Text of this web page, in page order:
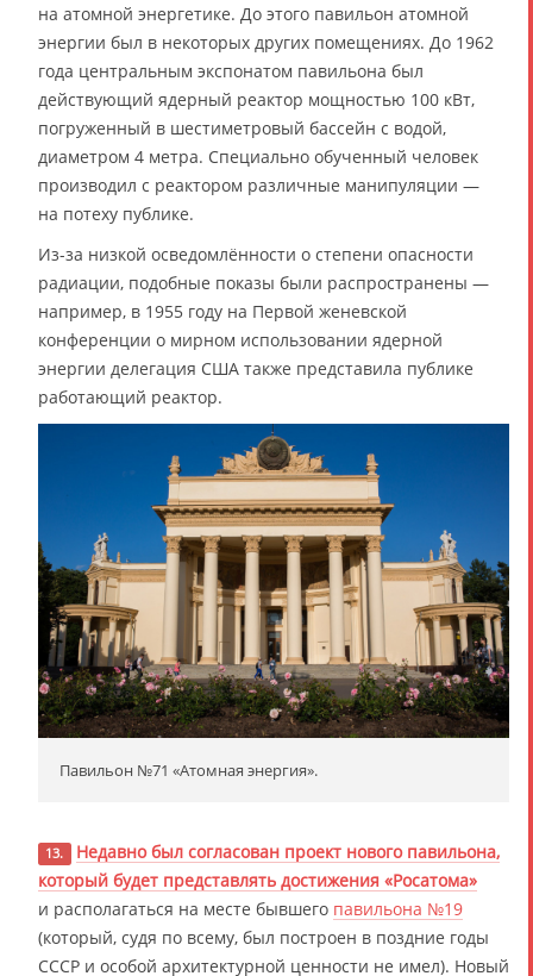
на атомной энергетике. До этого павильон атомной
энергии был в некоторых других помещениях. До 1962
года центральным экспонатом павильона был
действующий ядерный реактор мощностью 100 кВт,
погруженный в шестиметровый бассейн с водой,
диаметром 4 метра. Специально обученный человек
производил с реактором различные манипуляции —
на потеху публике.
Из-за низкой осведомлённости о степени опасности
радиации, подобные показы были распространены —
например, в 1955 году на Первой женевской
конференции о мирном использовании ядерной
энергии делегация США также представила публике
работающий реактор.
Павильон №71 «Атомная энергия».
13.
Недавно был согласован проект нового павильона,
который будет представлять достижения «Росатома»
и располагаться на месте бывшего павильона №19
(который, судя по всему, был построен в поздние годы
СССР и особой архитектурной ценности не имел). Новый